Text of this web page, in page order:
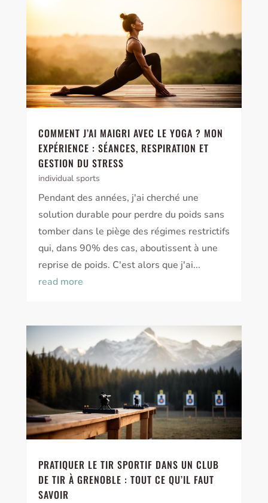
COMMENT J’AI MAIGRI AVEC LE YOGA ? MON
EXPÉRIENCE : SÉANCES, RESPIRATION ET
GESTION DU STRESS
individual sports
Pendant des années, j'ai cherché une
solution durable pour perdre du poids sans
tomber dans le piège des régimes restrictifs
qui, dans 90% des cas, aboutissent à une
reprise de poids. C'est alors que j'ai...
read more
PRATIQUER LE TIR SPORTIF DANS UN CLUB
DE TIR À GRENOBLE : TOUT CE QU’IL FAUT
SAVOIR